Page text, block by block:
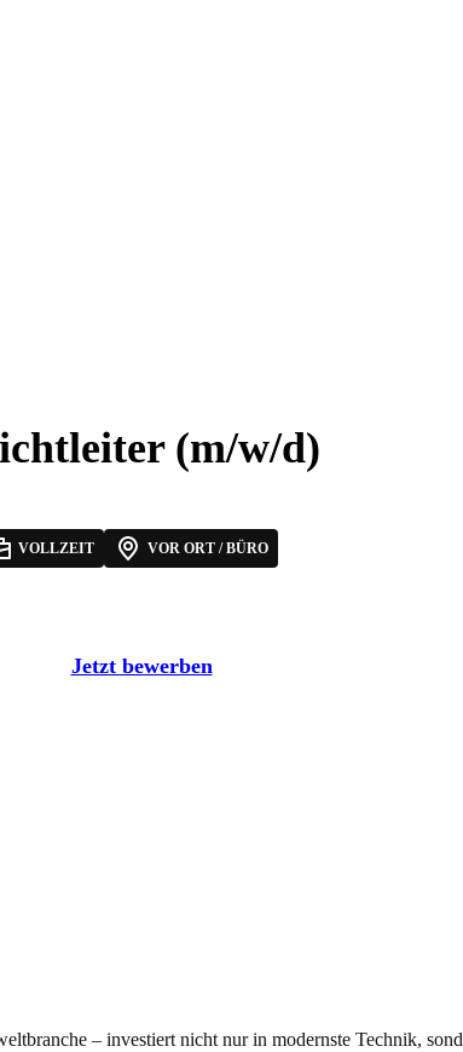
(m/w/d)
VOLLZEIT VOR ORT / BÜRO
Jetzt bewerben
– investiert nicht nur in modernste Technik,